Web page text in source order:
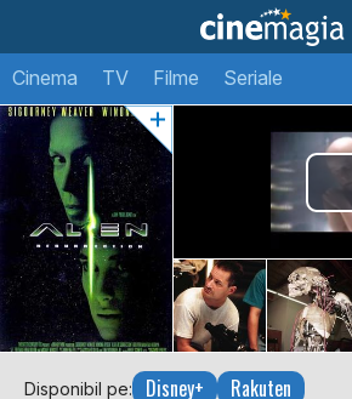
Cinema TV Filme Seriale
Disponibil pe: Disney+ Rakuten